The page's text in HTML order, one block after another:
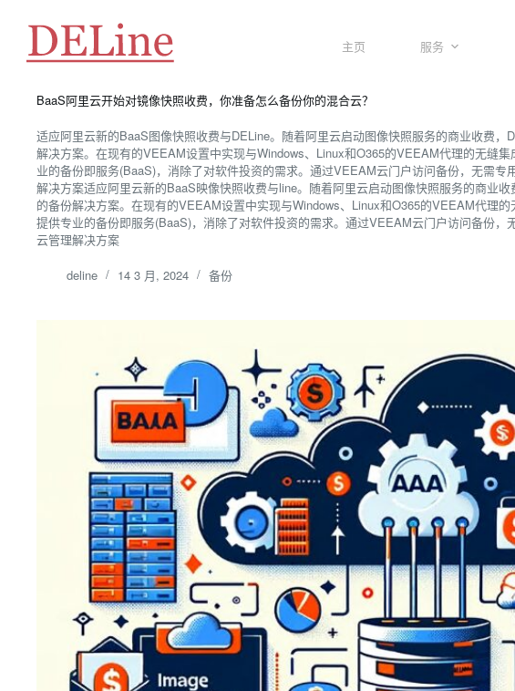
主页 服务
BaaS阿里云开始对镜像快照收费，你准备怎么备份你的混合云？
适应阿里云新的BaaS图像快照收费与DELine。随着阿里云启动图像快照服务的商业收费，
解决方案。在现有的VEEAM设置中实现与Windows、Linux和O365的VEEAM代理的无缝
业的备份即服务(BaaS)，消除了对软件投资的需求。通过VEEAM云门户访问备份，无需专
解决方案适应阿里云新的BaaS映像快照收费与line。随着阿里云启动图像快照服务的商业
的备份解决方案。在现有的VEEAM设置中实现与Windows、Linux和O365的VEEAM代理的
提供专业的备份即服务(BaaS)，消除了对软件投资的需求。通过VEEAM云门户访问备份，
云管理解决方案
deline 14 3 月, 2024 备份